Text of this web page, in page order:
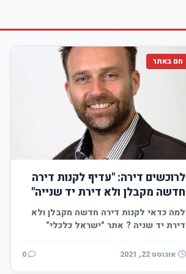
חם באתר
לרוכשים דירה: "עדיף לקנות דירה
חדשה מקבלן ולא דירת יד שנייה"
למה כדאי לקנות דירה חדשה מקבלן ולא
דירת יד שניה ? אתר "ישראל כלכלי"
אוגוסט 22, 2021